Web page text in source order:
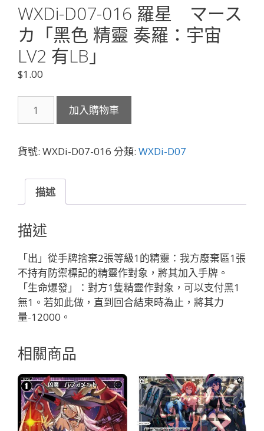
WXDi-D07-016 羅星 マース
カ「黑色 精靈 奏羅：宇宙
LV2 有LB」
$1.00
D07-
羅
マ
ス
カ
「黑
色
精
靈
奏
羅：
宇
LV2
LB」
數
量
加入購物車
貨號: WXDi-D07-016 分類: WXDi-D07
描述
描述
「出」從手牌捨棄2張等級1的精靈：我方廢棄區1張
不持有防禦標記的精靈作對象，將其加入手牌。
「生命爆發」：對方1隻精靈作對象，可以支付黑1
無1。若如此做，直到回合結束時為止，將其力
量-12000。
相關商品